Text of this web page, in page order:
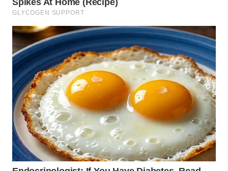
WN
SULSEL
WN
GORONTALO
WN
SULUT
WN
MALUKU
WN
MALUT